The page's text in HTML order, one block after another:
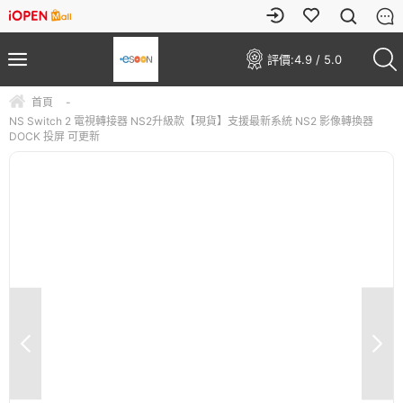
評價:4.9 / 5.0
首頁
-
NS Switch 2 電視轉接器 NS2升級款【現貨】支援最新系統 NS2 影像轉換器
DOCK 投屏 可更新